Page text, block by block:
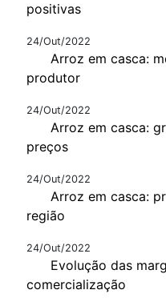
positivas
24/Out/2022
Arroz em casca:
produtor
24/Out/2022
Arroz em casca:
preços
24/Out/2022
Arroz em casca:
região
24/Out/2022
Evolução das
comercialização